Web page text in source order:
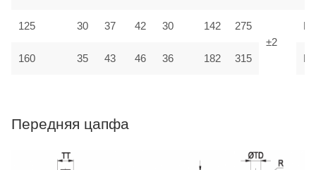
125 30 37 42 30 142
275
±2
160 35 43 46 36 182 315
Передняя цапфа